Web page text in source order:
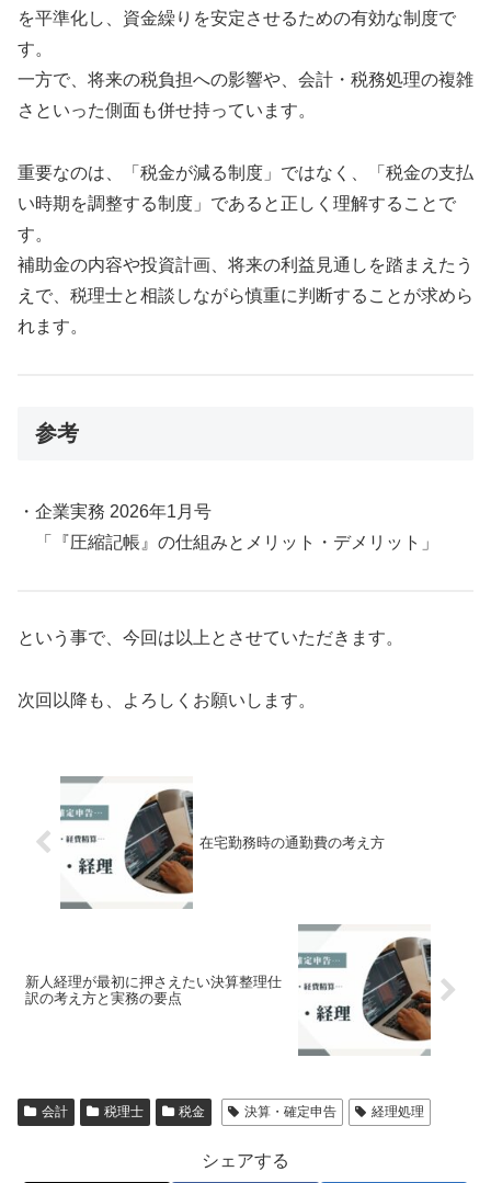
を平準化し、資金繰りを安定させるための有効な制度で
す。
一方で、将来の税負担への影響や、会計・税務処理の複雑
さといった側面も併せ持っています。
重要なのは、「税金が減る制度」ではなく、「税金の支払
い時期を調整する制度」であると正しく理解することで
す。
補助金の内容や投資計画、将来の利益見通しを踏まえたう
えで、税理士と相談しながら慎重に判断することが求めら
れます。
参考
・企業実務 2026年1月号
「『圧縮記帳』の仕組みとメリット・デメリット」
という事で、今回は以上とさせていただきます。
次回以降も、よろしくお願いします。
在宅勤務時の通勤費の考え方
新人経理が最初に押さえたい決算整理仕
訳の考え方と実務の要点
会計 税理士 税金 決算・確定申告 経理処理
シェアする